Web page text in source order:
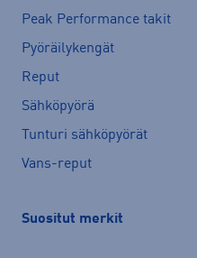
Peak Performance takit
Pyöräilykengät
Reput
Sähköpyörä
Tunturi sähköpyörät
Vans-reput
Suositut merkit